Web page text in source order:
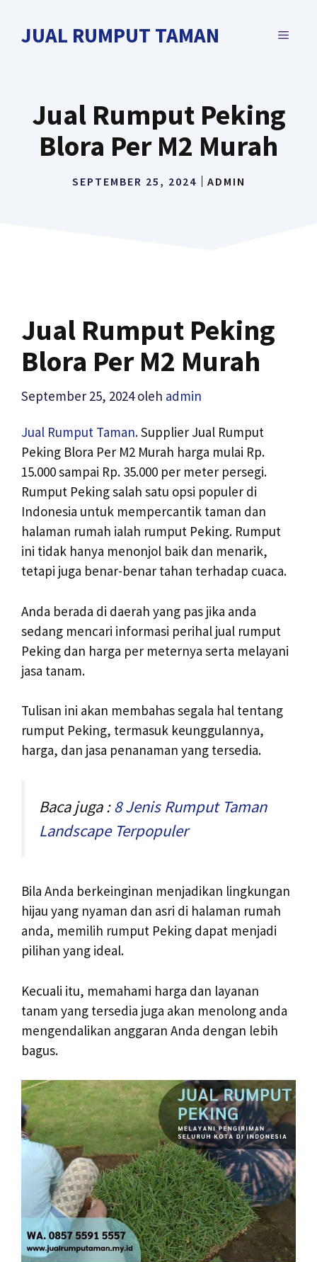
JUAL RUMPUT TAMAN MENU
Jual Rumput Peking
Blora Per M2 Murah
SEPTEMBER 25, 2024 ADMIN
Jual Rumput Peking
Blora Per M2 Murah
September 25, 2024 oleh admin
Jual Rumput Taman.Supplier Jual Rumput
Peking Blora Per M2 Murah harga mulai Rp.
15.000 sampai Rp. 35.000 per meter persegi.
Rumput Peking salah satu opsi populer di
Indonesia untuk mempercantik taman dan
halaman rumah ialah rumput Peking. Rumput
ini tidak hanya menonjol baik dan menarik,
tetapi juga benar-benar tahan terhadap cuaca.
Anda berada di daerah yang pas jika anda
sedang mencari informasi perihal jual rumput
Peking dan harga per meternya serta melayani
jasa tanam.
Tulisan ini akan membahas segala hal tentang
rumput Peking, termasuk keunggulannya,
harga, dan jasa penanaman yang tersedia.
Baca juga :8 Jenis Rumput Taman
Landscape Terpopuler
Bila Anda berkeinginan menjadikan lingkungan
hijau yang nyaman dan asri di halaman rumah
anda, memilih rumput Peking dapat menjadi
pilihan yang ideal.
Kecuali itu, memahami harga dan layanan
tanam yang tersedia juga akan menolong anda
mengendalikan anggaran Anda dengan lebih
bagus.